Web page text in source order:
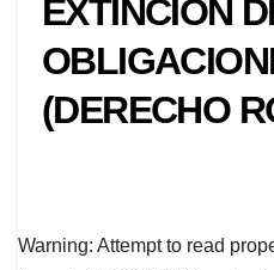
EXTINCIÓN
(DERECHO
Warning: Attempt to read